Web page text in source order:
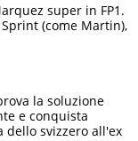
super in FP1.
(come Martin),
la soluzione
e conquista
dello svizzero all'ex